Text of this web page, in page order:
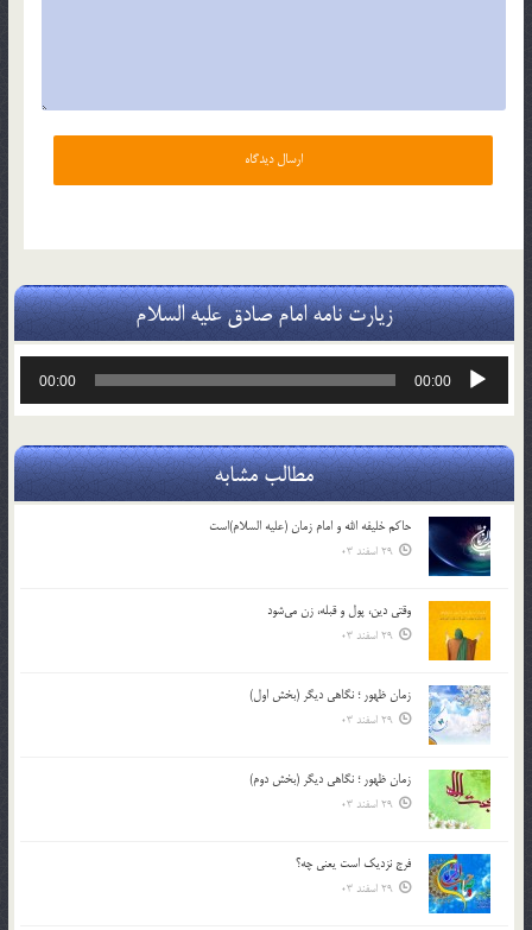
زیارت نامه امام صادق علیه السلام
پخش‌کننده
00:00
00:00
مطالب مشابه
حاکم خليفه الله و امام زمان (علیه السلام)است
29 اسفند 03
وقتی دین، پول و قبله، زن می‌شود
29 اسفند 03
زمان ظهور ؛ نگاهی دیگر (بخش اول)
29 اسفند 03
زمان ظهور ؛ نگاهی دیگر (بخش دوم)
29 اسفند 03
فرج نزدیک است یعنی چه؟
29 اسفند 03